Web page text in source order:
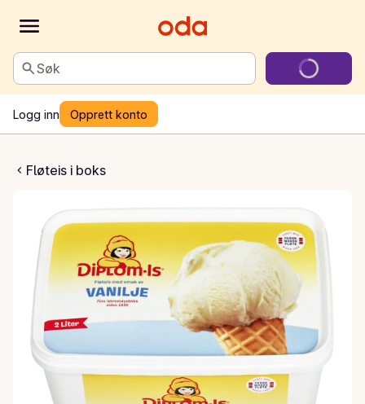
Søk
Logg inn Opprett konto
Fløteis i boks
vanilje